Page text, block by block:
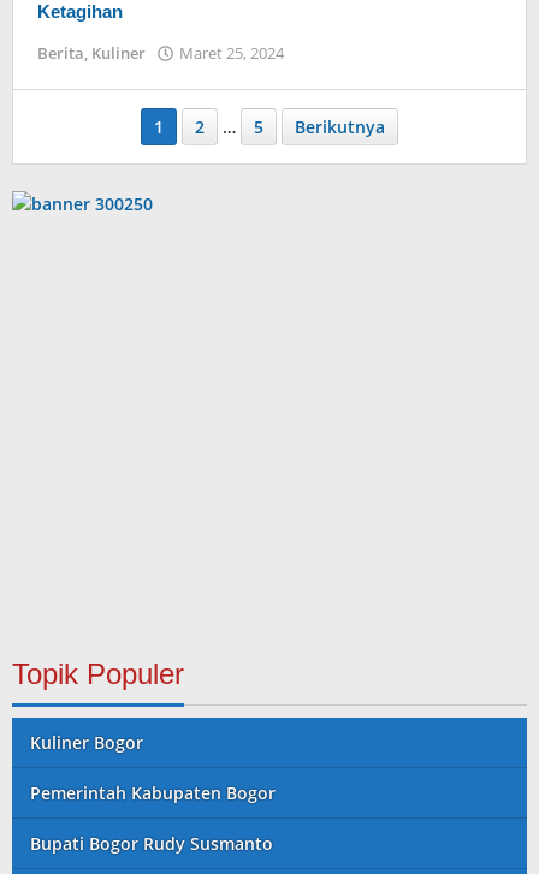
Ketagihan
Berita, Kuliner Maret 25, 2024
1 2 … 5 Berikutnya
Topik Populer
Kuliner Bogor
Pemerintah Kabupaten Bogor
Bupati Bogor Rudy Susmanto